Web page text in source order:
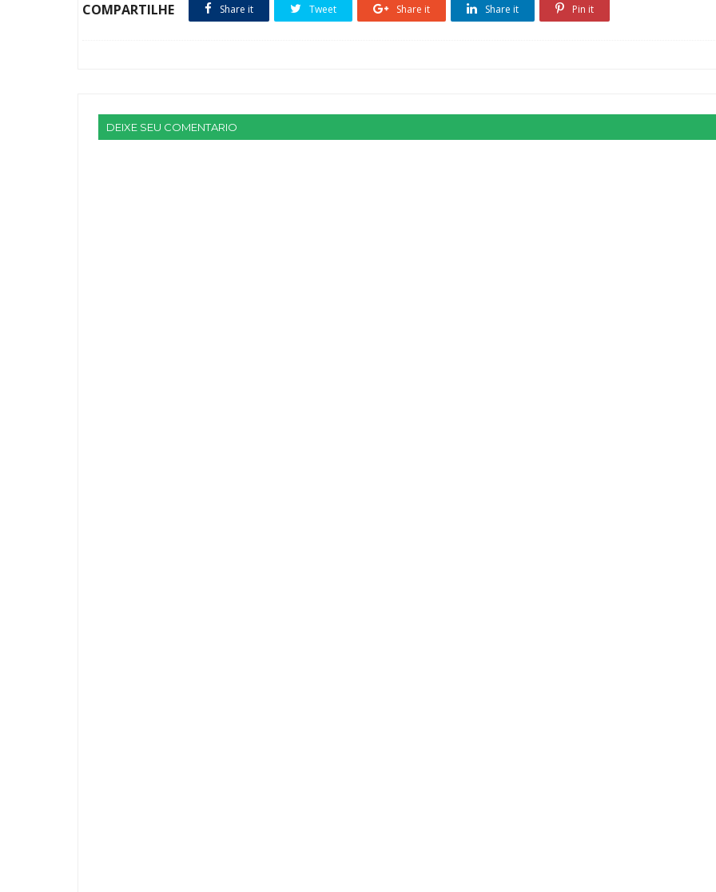
COMPARTILHE Share it Tweet Share it Share it Pin it
DEIXE SEU COMENTARIO